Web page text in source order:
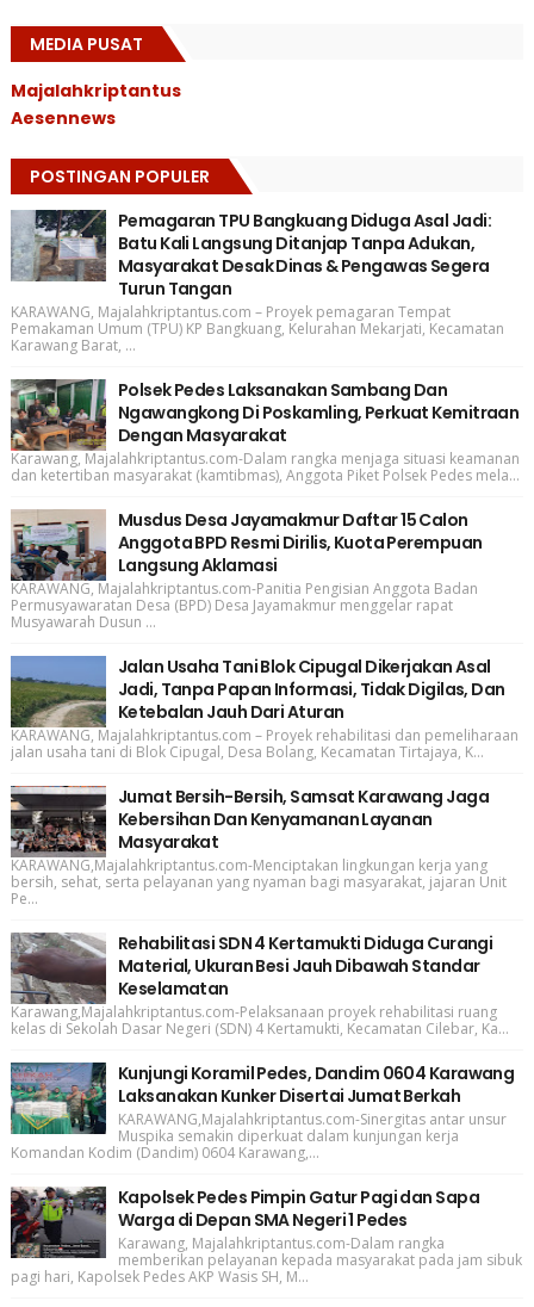
MEDIA PUSAT
Majalahkriptantus
Aesennews
POSTINGAN POPULER
Pemagaran TPU Bangkuang Diduga Asal Jadi:
Batu Kali Langsung Ditanjap Tanpa Adukan,
Masyarakat Desak Dinas & Pengawas Segera
Turun Tangan
KARAWANG, Majalahkriptantus.com – Proyek pemagaran Tempat
Pemakaman Umum (TPU) KP Bangkuang, Kelurahan Mekarjati, Kecamatan
Karawang Barat, ...
Polsek Pedes Laksanakan Sambang Dan
Ngawangkong Di Poskamling, Perkuat Kemitraan
Dengan Masyarakat
Karawang, Majalahkriptantus.com-Dalam rangka menjaga situasi keamanan
dan ketertiban masyarakat (kamtibmas), Anggota Piket Polsek Pedes mela...
Musdus Desa Jayamakmur Daftar 15 Calon
Anggota BPD Resmi Dirilis, Kuota Perempuan
Langsung Aklamasi
KARAWANG, Majalahkriptantus.com-Panitia Pengisian Anggota Badan
Permusyawaratan Desa (BPD) Desa Jayamakmur menggelar rapat
Musyawarah Dusun ...
Jalan Usaha Tani Blok Cipugal Dikerjakan Asal
Jadi, Tanpa Papan Informasi, Tidak Digilas, Dan
Ketebalan Jauh Dari Aturan
KARAWANG, Majalahkriptantus.com – Proyek rehabilitasi dan pemeliharaan
jalan usaha tani di Blok Cipugal, Desa Bolang, Kecamatan Tirtajaya, K...
Jumat Bersih-Bersih, Samsat Karawang Jaga
Kebersihan Dan Kenyamanan Layanan
Masyarakat
KARAWANG,Majalahkriptantus.com-Menciptakan lingkungan kerja yang
bersih, sehat, serta pelayanan yang nyaman bagi masyarakat, jajaran Unit
Pe...
Rehabilitasi SDN 4 Kertamukti Diduga Curangi
Material, Ukuran Besi Jauh Dibawah Standar
Keselamatan
Karawang,Majalahkriptantus.com-Pelaksanaan proyek rehabilitasi ruang
kelas di Sekolah Dasar Negeri (SDN) 4 Kertamukti, Kecamatan Cilebar, Ka...
Kunjungi Koramil Pedes, Dandim 0604 Karawang
Laksanakan Kunker Disertai Jumat Berkah
KARAWANG,Majalahkriptantus.com-Sinergitas antar unsur
Muspika semakin diperkuat dalam kunjungan kerja
Komandan Kodim (Dandim) 0604 Karawang,...
Kapolsek Pedes Pimpin Gatur Pagi dan Sapa
Warga di Depan SMA Negeri 1 Pedes
Karawang, Majalahkriptantus.com-Dalam rangka
memberikan pelayanan kepada masyarakat pada jam sibuk
pagi hari, Kapolsek Pedes AKP Wasis SH, M...